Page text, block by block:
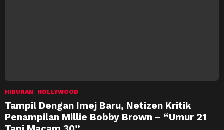
HIBURAN HOLLYWOOD
Tampil Dengan Imej Baru, Netizen Kritik
Penampilan Millie Bobby Brown – “Umur 21